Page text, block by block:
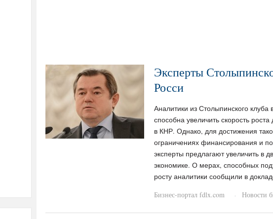
Эксперты
Росси
Аналитики из Столыпинского
способна увеличить скорость
в КНР. Однако, для достижения
ограничениях финансирования и
эксперты предлагают увеличить в
экономике. ​О мерах, способных
росту аналитики сообщили в
Бизнес-портал fdlx.com
· Новости